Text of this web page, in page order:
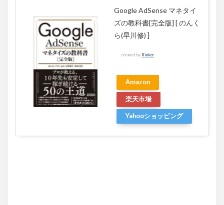
Google AdSense マネタイ
ズの教科書[完全版] [ のんく
ら(早川修) ]
created by Rinker
Amazon
楽天市場
Yahooショッピング